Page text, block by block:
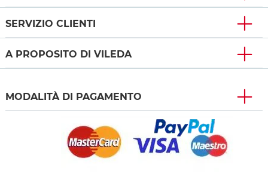
SERVIZIO CLIENTI
A PROPOSITO DI VILEDA
MODALITÀ DI PAGAMENTO